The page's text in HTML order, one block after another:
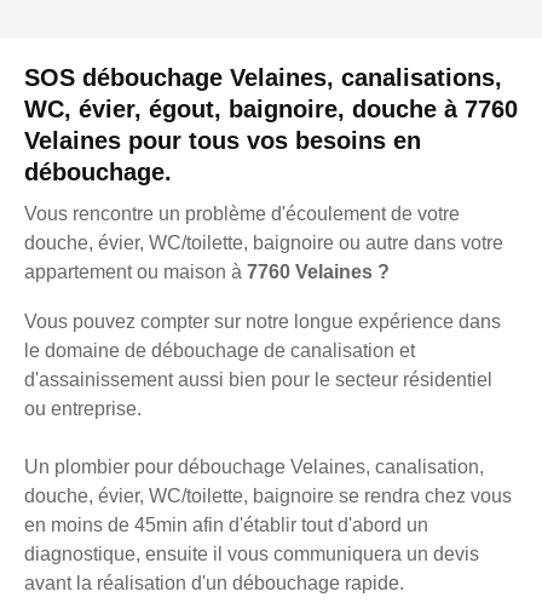
SOS débouchage Velaines, canalisations,
WC, évier, égout, baignoire, douche à 7760
Velaines pour tous vos besoins en
débouchage.
Vous rencontre un problème d'écoulement de votre
douche, évier, WC/toilette, baignoire ou autre dans votre
appartement ou maison à 7760 Velaines ?
Vous pouvez compter sur notre longue expérience dans
le domaine de débouchage de canalisation et
d'assainissement aussi bien pour le secteur résidentiel
ou entreprise.
Un plombier pour débouchage Velaines, canalisation,
douche, évier, WC/toilette, baignoire se rendra chez vous
en moins de 45min afin d'établir tout d'abord un
diagnostique, ensuite il vous communiquera un devis
avant la réalisation d'un débouchage rapide.